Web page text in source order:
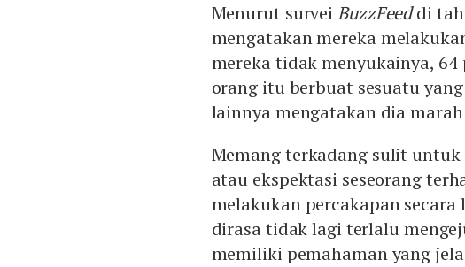
Menurut survei BuzzFeeddi
mengatakan mereka
mereka tidak menyukainya,
orang itu berbuat sesuatu
lainnya mengatakan dia
Memang terkadang sulit
atau ekspektasi seseorang
melakukan percakapan secara
dirasa tidak lagi terlalu
memiliki pemahaman yang